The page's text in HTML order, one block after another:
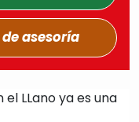
de asesoría